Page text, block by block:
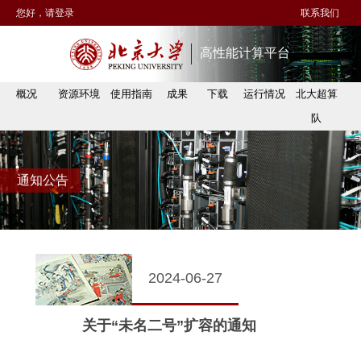
您好，请登录 联系我们
高性能计算平台
概况 资源环境 使用指南 成果 下载 运行情况
北大超算
队
通知公告
2024-06-27
关于“未名二号”扩容的通知